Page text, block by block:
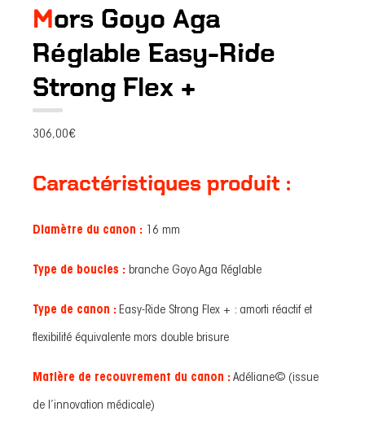
Mors Goyo Aga
Réglable Easy-Ride
Strong Flex +
306,00€
Caractéristiques produit :
Diamètre du canon : 16 mm
Type de boucles : branche Goyo Aga Réglable
Type de canon : Easy-Ride Strong Flex + : amorti réactif et
flexibilité équivalente mors double brisure
Matière de recouvrement du canon : Adéliane© (issue
de l’innovation médicale)